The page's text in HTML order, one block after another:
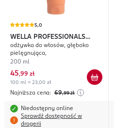
5,0
WELLA PROFESSIONALS
Invigo Nutri Enrich
odżywka do włosów, głęboko
pielęgnująca,
200 ml
45,99 zł
100 ml = 23,00 zł
Najniższa cena: 69,99 zł
Niedostępny online
Sprawdź dostępność w
drogerii